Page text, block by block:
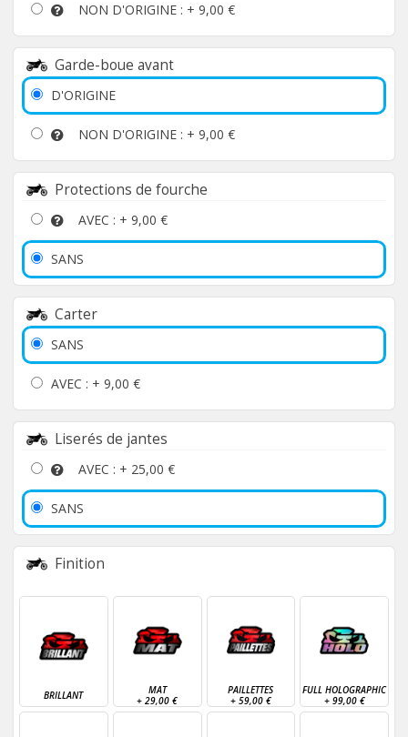
NON D'ORIGINE : + 9,00 €
Garde-boue avant
D'ORIGINE
NON D'ORIGINE : + 9,00 €
Protections de fourche
AVEC : + 9,00 €
SANS
Carter
SANS
AVEC : + 9,00 €
Liserés de jantes
AVEC : + 25,00 €
SANS
Finition
BRILLANT
MAT
+29,00 €
PAILLETTES
+ 59,00 €
FULL HOLOGRAPHIC
+ 99,00 €